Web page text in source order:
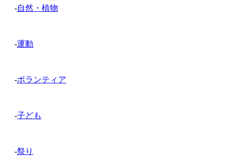
-自然・植物
-運動
-ボランティア
-子ども
-祭り